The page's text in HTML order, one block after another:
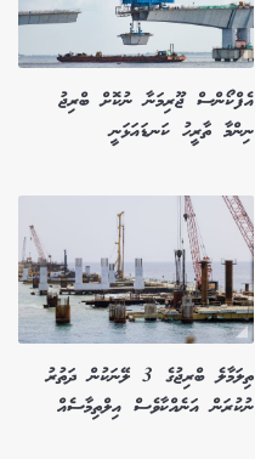
އެފްކޯންސް ޖޫރިމަނާ ނުކޮށް ބްރިޖު
ނިންމާ ތާރީހު ކަނޑައަޅަނީ
ތިލަމާލެ ބްރިޖުގެ 3 ލޭނަކުން ދަތުރު
ނުކުރަން އަނެއްކާވެސް އިލްތިމާސެއް